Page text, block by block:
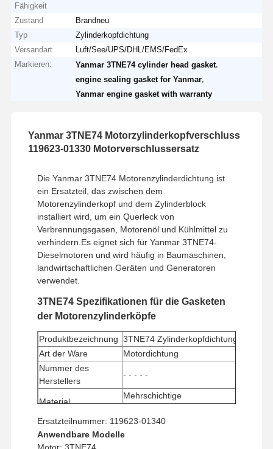
Fähigkeit
Zustand
Brandneu
Typ
Zylinderkopfdichtung
Versandart
Luft/See/UPS/DHL/EMS/FedEx
Markieren:
Yanmar 3TNE74 cylinder head gasket
engine sealing gasket for Yanmar
Yanmar engine gasket with warranty
Yanmar 3TNE74 Motorzylinderkopfverschluss
119623-01330 Motorverschlussersatz
Die Yanmar 3TNE74 Motorenzylinderdichtung ist
ein Ersatzteil, das zwischen dem
Motorenzylinderkopf und dem Zylinderblock
installiert wird, um ein Querleck von
Verbrennungsgasen, Motorenöl und Kühlmittel zu
verhindern.Es eignet sich für Yanmar 3TNE74-
Dieselmotoren und wird häufig in Baumaschinen,
landwirtschaftlichen Geräten und Generatoren
verwendet.
3TNE74 Spezifikationen für die Gasketen
der Motorenzylinderköpfe
Produktbezeichnung 3TNE74 Zylinderkopfdichtung
Art der Ware
Motordichtung
Nummer des
Herstellers
- - - - -
Material
Mehrschichtige
Mindestbestellmenge1 Stück
Zahlungsmethode
Western Union, T/T
Ersatzteilnummer: 119623-01340
Anwendbare Modelle
Motor: 3TNE74